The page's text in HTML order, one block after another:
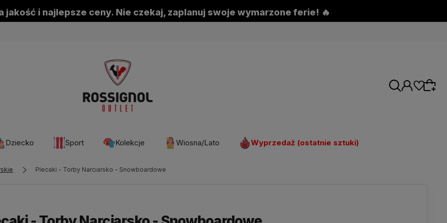
jakość i najlepsze ceny. Nie czekaj, zaplanuj swoje wymarzone ferie! 🔥
Dziecko Sport Kolekcje Wiosna/Lato Wyprzedaż (ostatnie sztuki)
Plecaki - Torby Narciarsko - Snowboardowe